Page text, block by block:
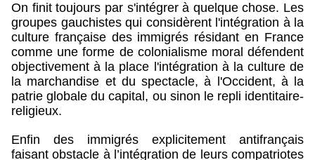
On finit toujours par s'intégrer à quelque chose. Les
groupes gauchistes qui considèrent l'intégration à la
culture française des immigrés résidant en France
comme une forme de colonialisme moral défendent
objectivement à la place l'intégration à la culture de
la marchandise et du spectacle, à l'Occident, à la
patrie globale du capital, ou sinon le repli identitaire-
religieux.
Enfin des immigrés explicitement antifrançais
faisant obstacle à l’intégration de leurs compatriotes